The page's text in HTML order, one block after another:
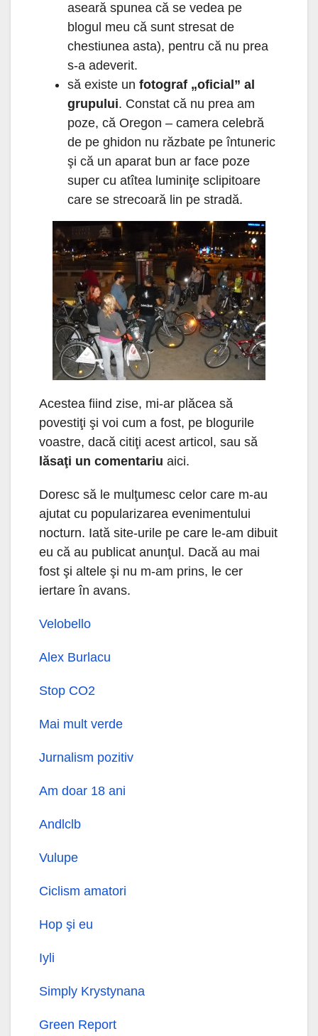
aseară spunea că se vedea pe
blogul meu că sunt stresat de
chestiunea asta), pentru că nu prea
s-a adeverit.
să existe un fotograf „oficial” al
grupului. Constat că nu prea am
poze, că Oregon – camera celebră
de pe ghidon nu răzbate pe întuneric
şi că un aparat bun ar face poze
super cu atîtea luminiţe sclipitoare
care se strecoară lin pe stradă.
Acestea fiind zise, mi-ar plăcea să
povestiţi şi voi cum a fost, pe blogurile
voastre, dacă citiţi acest articol, sau să
lăsaţi un comentariu aici.
Doresc să le mulţumesc celor care m-au
ajutat cu popularizarea evenimentului
nocturn. Iată site-urile pe care le-am dibuit
eu că au publicat anunţul. Dacă au mai
fost şi altele şi nu m-am prins, le cer
iertare în avans.
Velobello
Alex Burlacu
Stop CO2
Mai mult verde
Jurnalism pozitiv
Am doar 18 ani
Andlclb
Vulupe
Ciclism amatori
Hop şi eu
Iyli
Simply Krystynana
Green Report